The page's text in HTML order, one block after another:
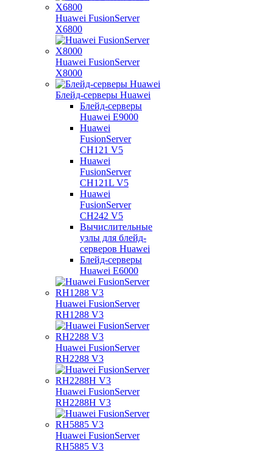
Huawei FusionServer
X6800
Huawei FusionServer
X8000
Блейд-серверы Huawei
Блейд-серверы
Huawei E9000
Huawei
FusionServer
CH121 V5
Huawei
FusionServer
CH121L V5
Huawei
FusionServer
CH242 V5
Вычислительные
узлы для блейд-
серверов Huawei
Блейд-серверы
Huawei E6000
Huawei FusionServer
RH1288 V3
Huawei FusionServer
RH2288 V3
Huawei FusionServer
RH2288H V3
Huawei FusionServer
RH5885 V3